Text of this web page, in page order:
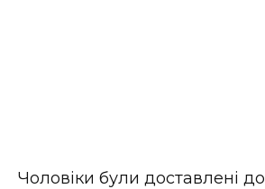
Чоловіки були доставлені до